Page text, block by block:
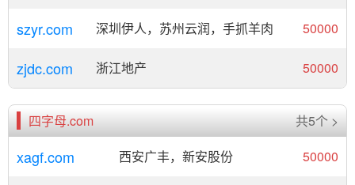
szyr.com 深圳伊人，苏州云润，手抓羊肉 50000
zjdc.com 浙江地产 50000
四字母.com 共5个 >
xagf.com 西安广丰，新安股份 50000